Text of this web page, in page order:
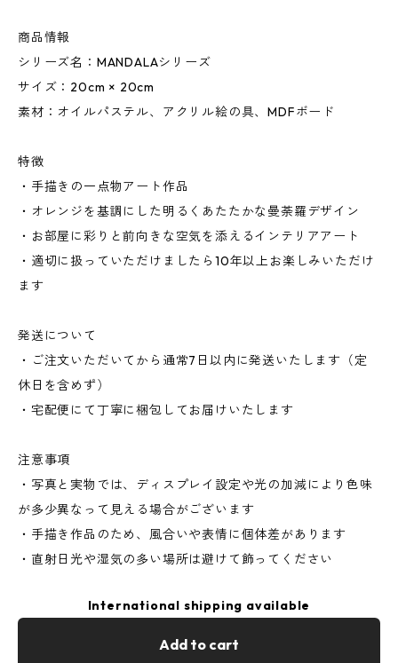
商品情報
シリーズ名：MANDALAシリーズ
サイズ：20cm × 20cm
素材：オイルパステル、アクリル絵の具、MDFボード
特徴
・手描きの一点物アート作品
・オレンジを基調にした明るくあたたかな曼荼羅デザイン
・お部屋に彩りと前向きな空気を添えるインテリアアート
・適切に扱っていただけましたら10年以上お楽しみいただけ
ます
発送について
・ご注文いただいてから通常7日以内に発送いたします（定
休日を含めず）
・宅配便にて丁寧に梱包してお届けいたします
注意事項
・写真と実物では、ディスプレイ設定や光の加減により色味
が多少異なって見える場合がございます
・手描き作品のため、風合いや表情に個体差があります
・直射日光や湿気の多い場所は避けて飾ってください
International shipping available
Add to cart